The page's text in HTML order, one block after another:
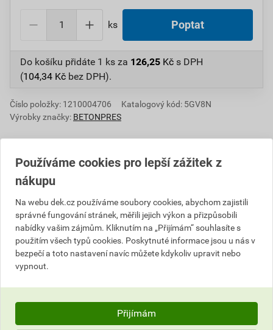
ks Poptat
Do košíku přidáte 1 ks za 126,25 Kč s DPH
(104,34 Kč bez DPH).
Číslo položky: 1210004706
Katalogový kód: 5GV8N
Výrobky značky: BETONPRES
Informace o ceně
Aktuální prodejní cena po slevě 26% z ceníkové ceny
104,34 Kč
bez DPH za ks
126,25 Kč
s DPH za ks
Nejnižší prodejní cena v době 30 dnů před
Používáme cookies pro lepší zážitek z
nákupu
Na webu dek.cz používáme soubory cookies, abychom zajistili
správné fungování stránek, měřili jejich výkon a přizpůsobili
nabídky vašim zájmům. Kliknutím na „Přijímám“ souhlasíte s
použitím všech typů cookies. Poskytnuté informace jsou u nás v
bezpečí a toto nastavení navíc můžete kdykoliv upravit nebo
vypnout.
Přijímám